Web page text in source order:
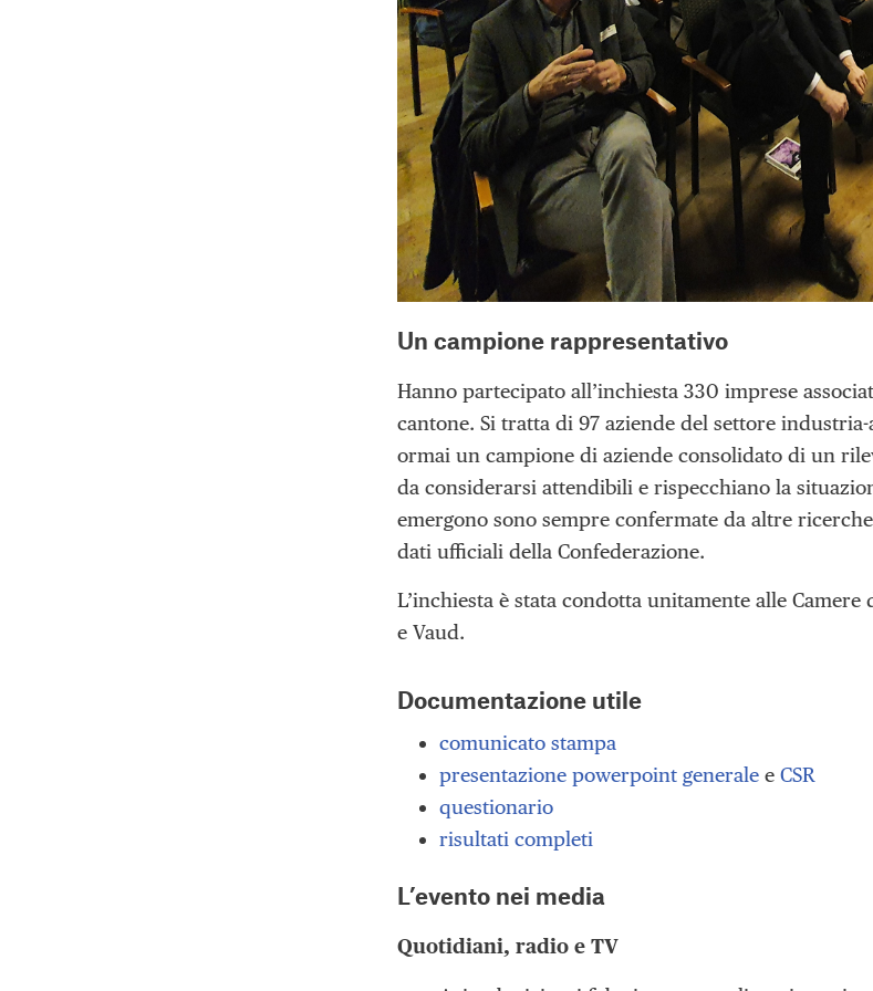
Un campione rappresentativo
Hanno partecipato all’inchiesta 330 imprese
cantone. Si tratta di 97 aziende del settore
ormai un campione di aziende consolidato di un
da considerarsi attendibili e rispecchiano la
emergono sono sempre confermate da altre
dati ufficiali della Confederazione.
L’inchiesta è stata condotta unitamente alle
e Vaud.
Documentazione utile
comunicato stampa
presentazione powerpoint generale e CSR
questionario
risultati completi
L’evento nei media
Quotidiani, radio e TV